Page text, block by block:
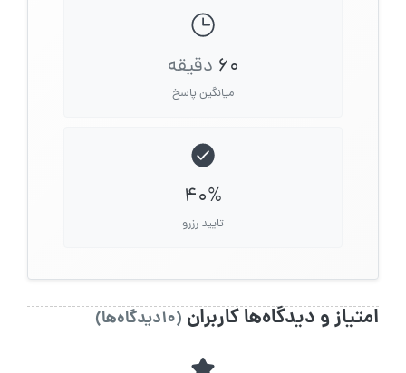
60 دقیقه
میانگین پاسخ
40%
تایید رزرو
امتیاز و دیدگاه‌ها کاربران (10دیدگاه‌ها)